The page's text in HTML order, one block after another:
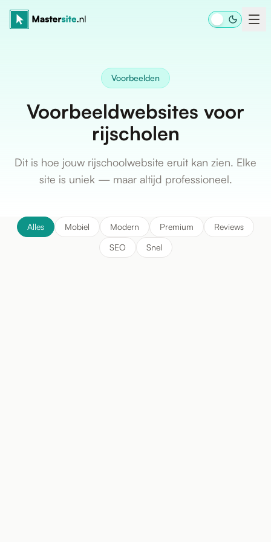
Ga naar inhoud
Voorbeelden
Voorbeeldwebsites voor
rijscholen
Dit is hoe jouw rijschoolwebsite eruit kan zien. Elke
site is uniek — maar altijd professioneel.
Alles Mobiel Modern Premium
Reviews
SEO
Snel